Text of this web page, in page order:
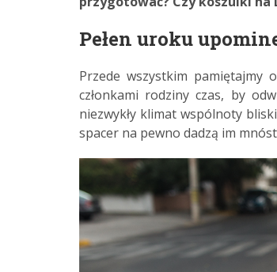
Pełen uroku
Przede wszystkim
członkami rodziny czas, by
niezwykły klimat wspólnoty
spacer na pewno dadzą im